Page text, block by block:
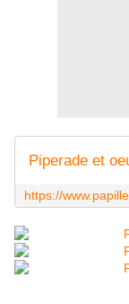
Piperade et